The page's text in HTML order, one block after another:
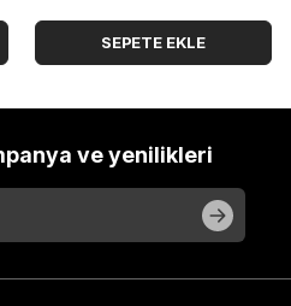
SEPETE EKLE
ve yenilikleri